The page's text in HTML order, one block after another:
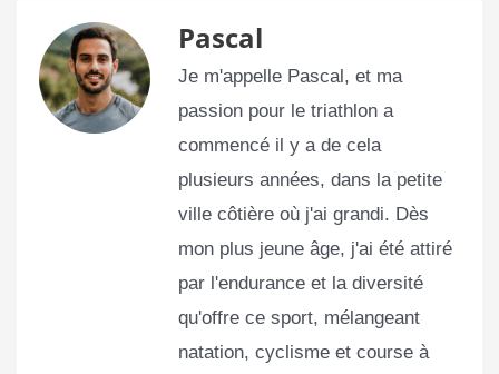
Pascal
Je m'appelle Pascal, et ma
passion pour le triathlon a
commencé il y a de cela
plusieurs années, dans la petite
ville côtière où j'ai grandi. Dès
mon plus jeune âge, j'ai été attiré
par l'endurance et la diversité
qu'offre ce sport, mélangeant
natation, cyclisme et course à